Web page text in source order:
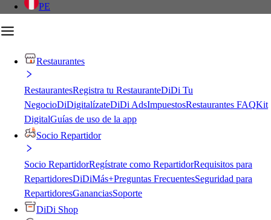
PE
Restaurantes
RestaurantesRegistra tu RestauranteDiDi Tu
NegocioDiDigitalízateDiDi AdsImpuestosRestaurantes FAQKit
DigitalGuías de uso de la app
Socio Repartidor
Socio RepartidorRegístrate como RepartidorRequisitos para
RepartidoresDiDiMás+Preguntas FrecuentesSeguridad para
RepartidoresGananciasSoporte
DiDi Shop